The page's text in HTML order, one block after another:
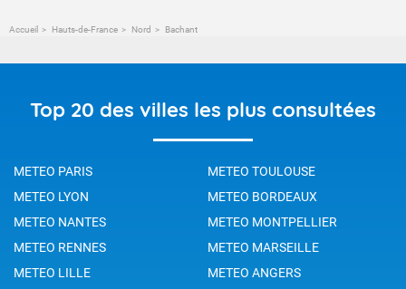
Accueil Hauts-de-France Nord Bachant
Top 20 des villes les plus consultées
METEO PARIS
METEO TOULOUSE
METEO LYON
METEO BORDEAUX
METEO NANTES
METEO MONTPELLIER
METEO RENNES
METEO MARSEILLE
METEO LILLE
METEO ANGERS